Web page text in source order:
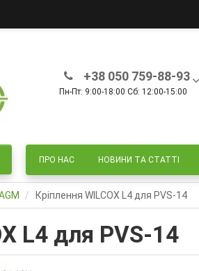
+38 050 759-88-93
Пн-Пт: 9:00-18:00 Сб: 12:00-15:00
ПРО НАС НОВИНИ ТА СТАТТІ
Кріплення WILCOX L4 для PVS-14
L4 для PVS-14